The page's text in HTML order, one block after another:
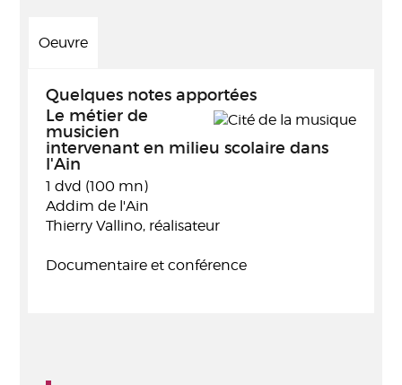
Oeuvre
Quelques notes apportées
Le métier de
musicien
intervenant en milieu scolaire dans
l'Ain
1 dvd (100 mn)
Addim de l'Ain
Thierry Vallino, réalisateur
Documentaire et conférence